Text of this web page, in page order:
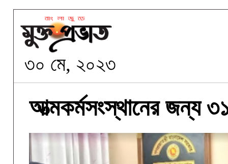
৩০ মে, ২০২৩
আত্মকর্মসংস্থানের জন্য